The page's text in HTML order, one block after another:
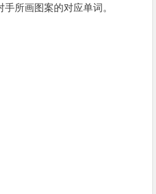
手所画图案的对应单词。